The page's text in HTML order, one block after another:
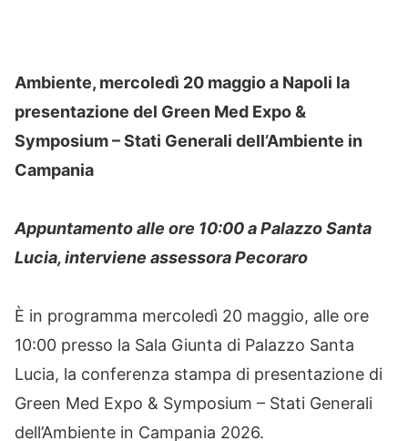
Ambiente, mercoledì 20 maggio a Napoli la
presentazione del Green Med Expo &
Symposium – Stati Generali dell’Ambiente in
Campania
Appuntamento alle ore 10:00 a Palazzo Santa
Lucia, interviene assessora Pecoraro
È in programma mercoledì 20 maggio, alle ore
10:00 presso la Sala Giunta di Palazzo Santa
Lucia, la conferenza stampa di presentazione di
Green Med Expo & Symposium – Stati Generali
dell’Ambiente in Campania 2026.